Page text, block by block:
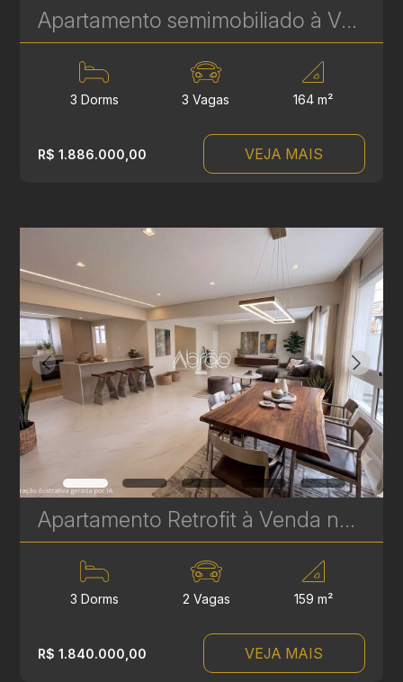
Apartamento semimobiliado à Venda no Bigorrilho – 164 m², 3 Suítes e 3 Vagas de Garagem | Ref. 584
3 Dorms 3 Vagas 164 m²
R$ 1.886.000,00 VEJA MAIS
Apartamento Retrofit à Venda no Batel – Edifício Cristina | 3 Quartos, 2 Suítes, 159 m² | Ref 1748
3 Dorms 2 Vagas 159 m²
R$ 1.840.000,00 VEJA MAIS